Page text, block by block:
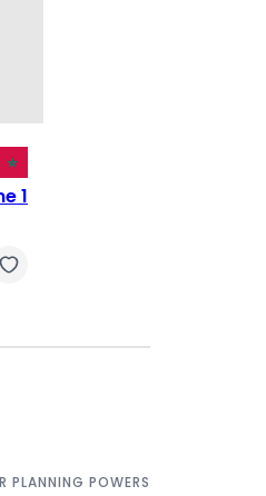
1
PLANNING POWERS